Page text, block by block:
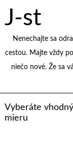
J-st
Nenechajte sa
cestou. Majte vždy
niečo nové. Že sa
Vyberáte
mieru